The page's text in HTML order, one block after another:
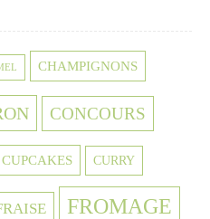
CHAMPIGNONS
CONCOURS
CUPCAKES CURRY
FROMAGE